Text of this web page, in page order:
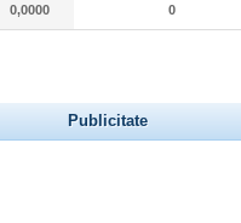
0,0000 0
Publicitate